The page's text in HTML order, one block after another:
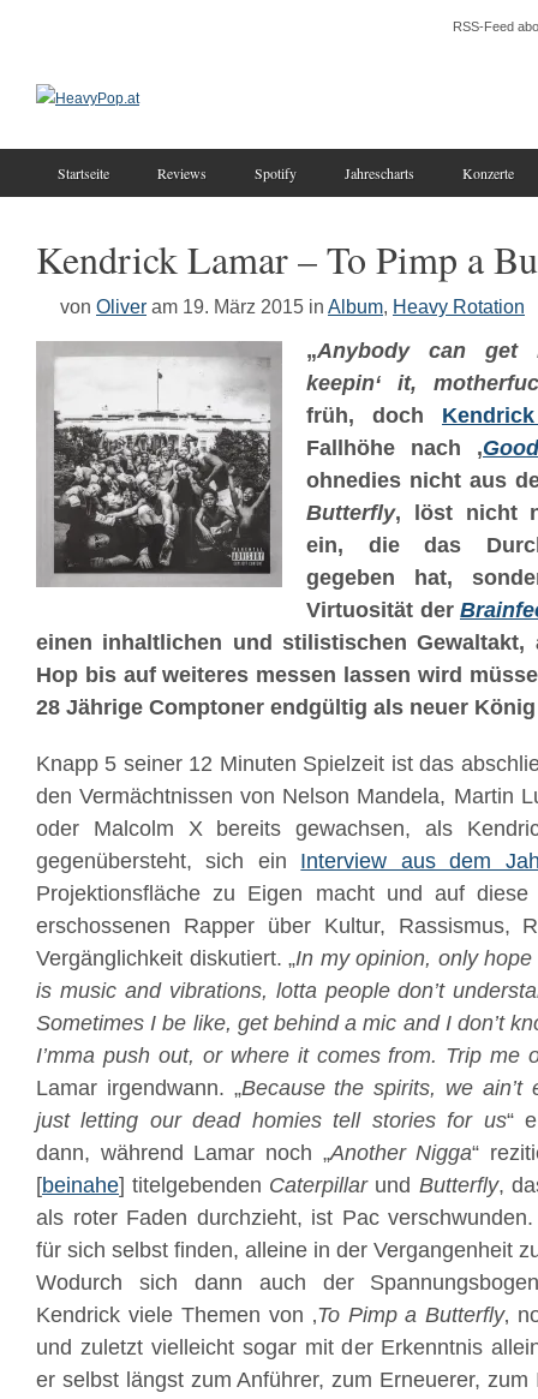
RSS-Feed
Startseite Reviews Spotify Jahrescharts Konzerte
Kendrick Lamar – To Pimp a
von Oliver am 19. März 2015 in Album, Heavy Rotation
„Anybody can get
keepin‘ it,
früh, doch
Fallhöhe nach ‚
ohnedies nicht aus
Butterfly‚ löst nicht
ein, die das
gegeben hat,
Virtuosität der
einen inhaltlichen und stilistischen
Hop bis auf weiteres messen lassen wird
28 Jährige Comptoner endgültig als neuer
Knapp 5 seiner 12 Minuten Spielzeit ist das
den Vermächtnissen von Nelson Mandela, Martin
oder Malcolm X bereits gewachsen, als
gegenübersteht, sich ein Interview aus dem
Projektionsfläche zu Eigen macht und auf
erschossenen Rapper über Kultur, Rassismus,
Vergänglichkeit diskutiert. „In my opinion, only
is music and vibrations, lotta people don’t
Sometimes I be like, get behind a mic and I don’t
I’mma push out, or where it comes from. Trip me
Lamar irgendwann. „Because the spirits, we ain’t
just letting our dead homies tell stories for us“
dann, während Lamar noch „Another Nigga“
[beinahe] titelgebenden Caterpillarund Butterfly,
als roter Faden durchzieht, ist Pac
für sich selbst finden, alleine in der Vergangenheit
Wodurch sich dann auch der
Kendrick viele Themen von ‚To Pimp a Butterfly‚
und zuletzt vielleicht sogar mit der Erkenntnis
er selbst längst zum Anführer, zum Erneuerer,